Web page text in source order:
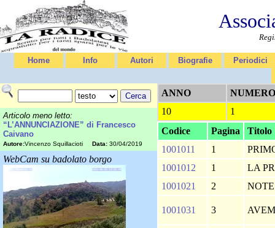
Home Info Autori Biografie Periodici
Articolo meno letto:
“L’ANNUNCIAZIONE” di Francesco
Caivano
Autore:Vincenzo Squillacioti Data: 30/04/2019
WebCam su badolato borgo
ANNO
NUMERO
10
1
Codice
Pagina
Titolo
1001011
1
1001012
1
LA
1001021
2
1001031 3